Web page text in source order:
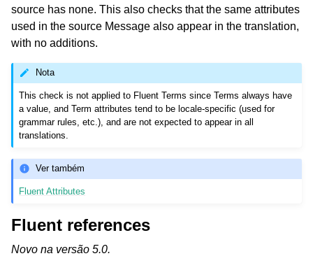
source has none. This also checks that the same attributes
used in the source Message also appear in the translation,
with no additions.
Nota
This check is not applied to Fluent Terms since Terms always have
a value, and Term attributes tend to be locale-specific (used for
grammar rules, etc.), and are not expected to appear in all
translations.
Ver também
Fluent Attributes
Fluent references
Novo na versão 5.0.